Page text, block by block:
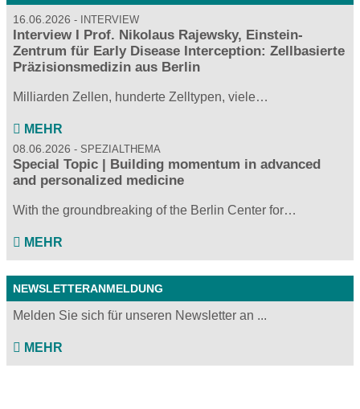
16.06.2026 INTERVIEW
Interview I Prof. Nikolaus Rajewsky, Einstein-
Zentrum für Early Disease Interception: Zellbasierte
Präzisionsmedizin aus Berlin
Milliarden Zellen, hunderte Zelltypen, viele…
MEHR
08.06.2026 SPEZIALTHEMA
Special Topic | Building momentum in advanced
and personalized medicine
With the groundbreaking of the Berlin Center for…
MEHR
NEWSLETTERANMELDUNG
Melden Sie sich für unseren Newsletter an ...
MEHR